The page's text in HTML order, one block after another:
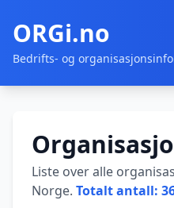
ORGi.no
Bedrifts- og
Liste over alle
Norge. Totalt antall: